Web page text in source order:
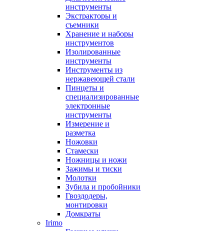
инструменты
Экстракторы и
съемники
Хранение и наборы
инструментов
Изолированные
инструменты
Инструменты из
нержавеющей стали
Пинцеты и
специализированные
электронные
инструменты
Измерение и
разметка
Ножовки
Стамески
Ножницы и ножи
Зажимы и тиски
Молотки
Зубила и пробойники
Гвоздодеры,
монтировки
Домкраты
Irimo